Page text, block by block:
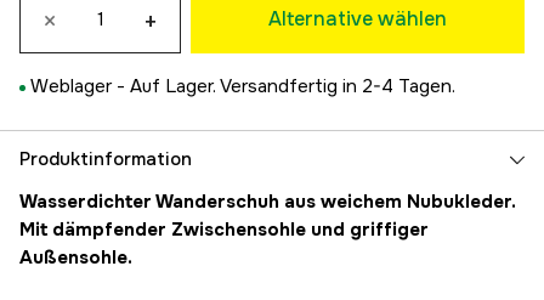
153,68 €
42
153,68 €
42 2/3
43 1/3
153,68 €
44
× + Alternative wählen
Weblager - Auf Lager. Versandfertig in 2-4 Tagen.
Produktinformation
Wasserdichter Wanderschuh aus weichem Nubukleder.
Mit dämpfender Zwischensohle und griffiger
Außensohle.